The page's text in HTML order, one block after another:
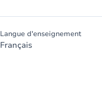
Langue d'enseignement
Français